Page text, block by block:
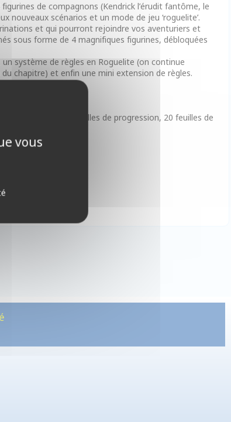
de compagnons (Kendrick l’érudit fantôme, le
nouveaux scénarios et un mode de jeu ‘roguelite’.
et qui pourront rejoindre vos aventuriers et
sous forme de 4 magnifiques figurines, débloquées
système de règles en Roguelite (on continue
chapitre) et enfin une mini extension de règles.
de notes, 20 feuilles de progression, 20 feuilles de
vous